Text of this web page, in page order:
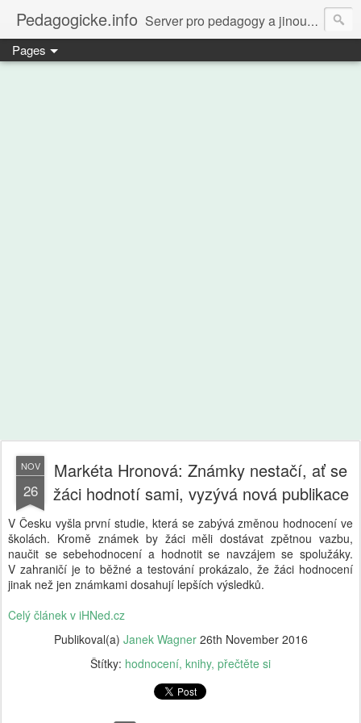
Pedagogicke.info Server pro pedagogy a jinou zvířenu
Pages
NOV
26
Markéta Hronová: Známky nestačí, ať se
žáci hodnotí sami, vyzývá nová publikace
V Česku vyšla první studie, která se zabývá změnou hodnocení ve
školách. Kromě známek by žáci měli dostávat zpětnou vazbu,
naučit se sebehodnocení a hodnotit se navzájem se spolužáky.
V zahraničí je to běžné a testování prokázalo, že žáci hodnocení
jinak než jen známkami dosahují lepších výsledků.
Celý článek v iHNed.cz
Publikoval(a) Janek Wagner 26th November 2016
Štítky: hodnocení knihy přečtěte si